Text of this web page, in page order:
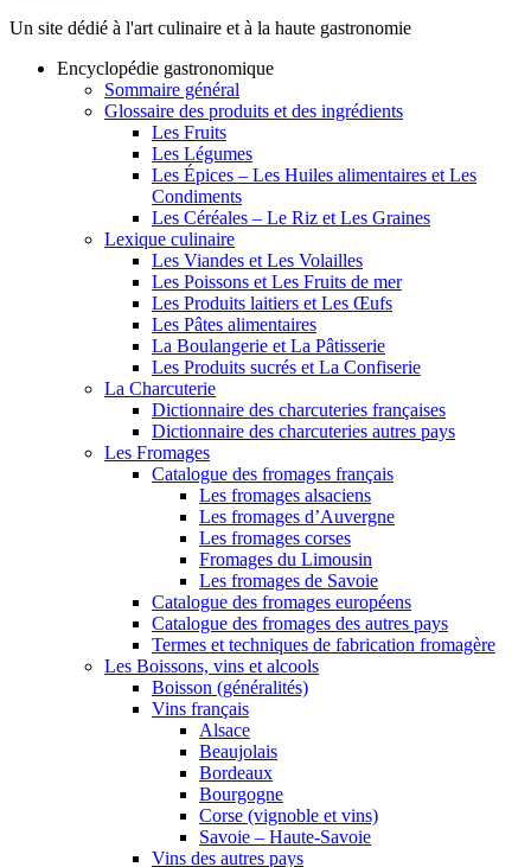
Un site dédié à l'art culinaire et à la haute gastronomie
Encyclopédie gastronomique
Sommaire général
Glossaire des produits et des ingrédients
Les Fruits
Les Légumes
Les Épices – Les Huiles alimentaires et Les
Condiments
Les Céréales – Le Riz et Les Graines
Lexique culinaire
Les Viandes et Les Volailles
Les Poissons et Les Fruits de mer
Les Produits laitiers et Les Œufs
Les Pâtes alimentaires
La Boulangerie et La Pâtisserie
Les Produits sucrés et La Confiserie
La Charcuterie
Dictionnaire des charcuteries françaises
Dictionnaire des charcuteries autres pays
Les Fromages
Catalogue des fromages français
Les fromages alsaciens
Les fromages d’Auvergne
Les fromages corses
Fromages du Limousin
Les fromages de Savoie
Catalogue des fromages européens
Catalogue des fromages des autres pays
Termes et techniques de fabrication fromagère
Les Boissons, vins et alcools
Boisson (généralités)
Vins français
Alsace
Beaujolais
Bordeaux
Bourgogne
Corse (vignoble et vins)
Savoie – Haute-Savoie
Vins des autres pays